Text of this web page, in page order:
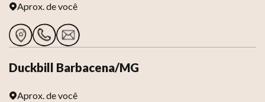
Aprox.de você
Duckbill Barbacena/MG
Aprox.de você